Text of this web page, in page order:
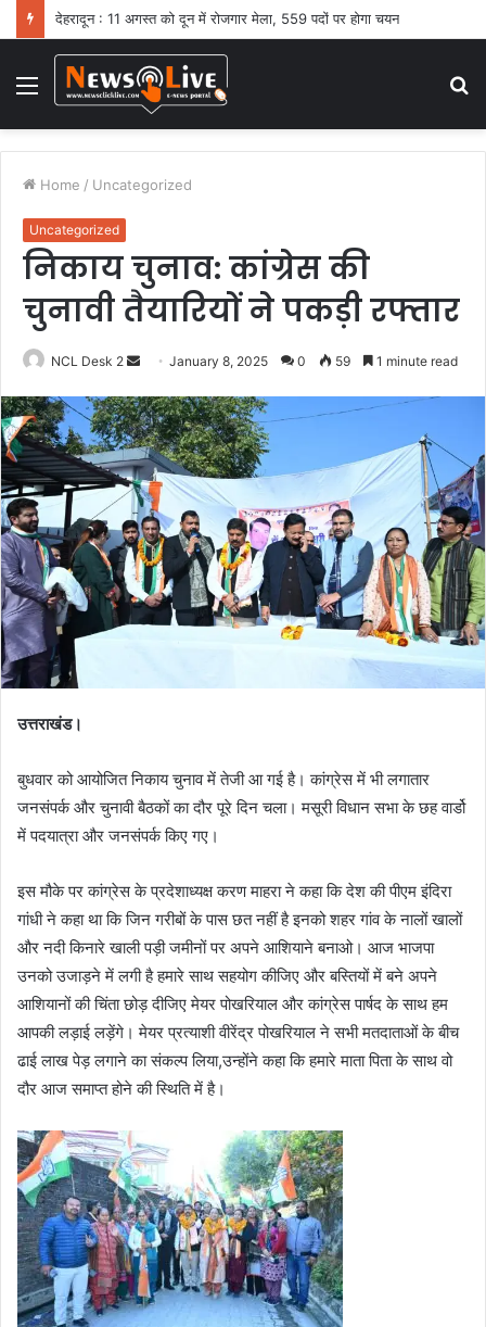
देहरादून : 11 अगस्त को दून में रोजगार मेला, 559 पदों पर होगा चयन
Menu
Home / Uncategorized
Uncategorized
निकाय चुनाव: कांग्रेस की
चुनावी तैयारियों ने पकड़ी रफ्तार
NCL Desk 2
n
d
a
n
e
m
a
i
l
January 8, 2025 0 59 1 minute read
उत्तराखंड।
बुधवार को आयोजित निकाय चुनाव में तेजी आ गई है। कांग्रेस में भी लगातार
जनसंपर्क और चुनावी बैठकों का दौर पूरे दिन चला। मसूरी विधान सभा के छह वार्डो
में पदयात्रा और जनसंपर्क किए गए।
इस मौके पर कांग्रेस के प्रदेशाध्यक्ष करण माहरा ने कहा कि देश की पीएम इंदिरा
गांधी ने कहा था कि जिन गरीबों के पास छत नहीं है इनको शहर गांव के नालों खालों
और नदी किनारे खाली पड़ी जमीनों पर अपने आशियाने बनाओ। आज भाजपा
उनको उजाड़ने में लगी है हमारे साथ सहयोग कीजिए और बस्तियों में बने अपने
आशियानों की चिंता छोड़ दीजिए मेयर पोखरियाल और कांग्रेस पार्षद के साथ हम
आपकी लड़ाई लड़ेंगे। मेयर प्रत्याशी वीरेंद्र पोखरियाल ने सभी मतदाताओं के बीच
ढाई लाख पेड़ लगाने का संकल्प लिया,उन्होंने कहा कि हमारे माता पिता के साथ वो
दौर आज समाप्त होने की स्थिति में है।